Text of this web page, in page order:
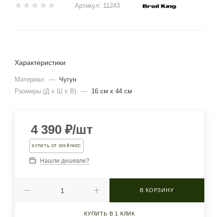
Артикул: 11243
Характеристики
Материал —
Чугун
Размеры (Д х Ш х В) — 16 см х 44 см
4 390 ₽/шт
КУПИТЬ ОТ 365 ₽/МЕС
Нашли дешевле?
В КОРЗИНУ
КУПИТЬ В 1 КЛИК